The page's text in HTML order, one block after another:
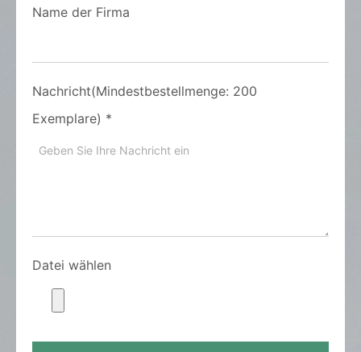
Name der Firma
Nachricht(Mindestbestellmenge: 200
Exemplare) *
Datei wählen